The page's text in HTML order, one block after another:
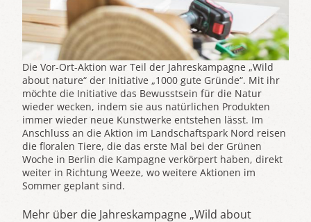
Die Vor-Ort-Aktion war Teil der Jahreskampagne „Wild
about nature“ der Initiative „1000 gute Gründe“. Mit ihr
möchte die Initiative das Bewusstsein für die Natur
wieder wecken, indem sie aus natürlichen Produkten
immer wieder neue Kunstwerke entstehen lässt. Im
Anschluss an die Aktion im Landschaftspark Nord reisen
die floralen Tiere, die das erste Mal bei der Grünen
Woche in Berlin die Kampagne verkörpert haben, direkt
weiter in Richtung Weeze, wo weitere Aktionen im
Sommer geplant sind.
Mehr über die Jahreskampagne „Wild about